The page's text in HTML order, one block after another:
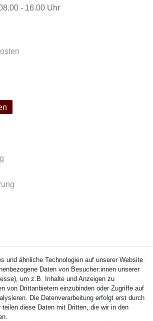
- 16.00 Uhr
und ähnliche Technologien auf unserer Website
Daten von Besucher:innen unserer
um z.B. Inhalte und Anzeigen zu
von Drittanbietern einzubinden oder Zugriffe auf
Die Datenverarbeitung erfolgt erst durch
diese Daten mit Dritten, die wir in den